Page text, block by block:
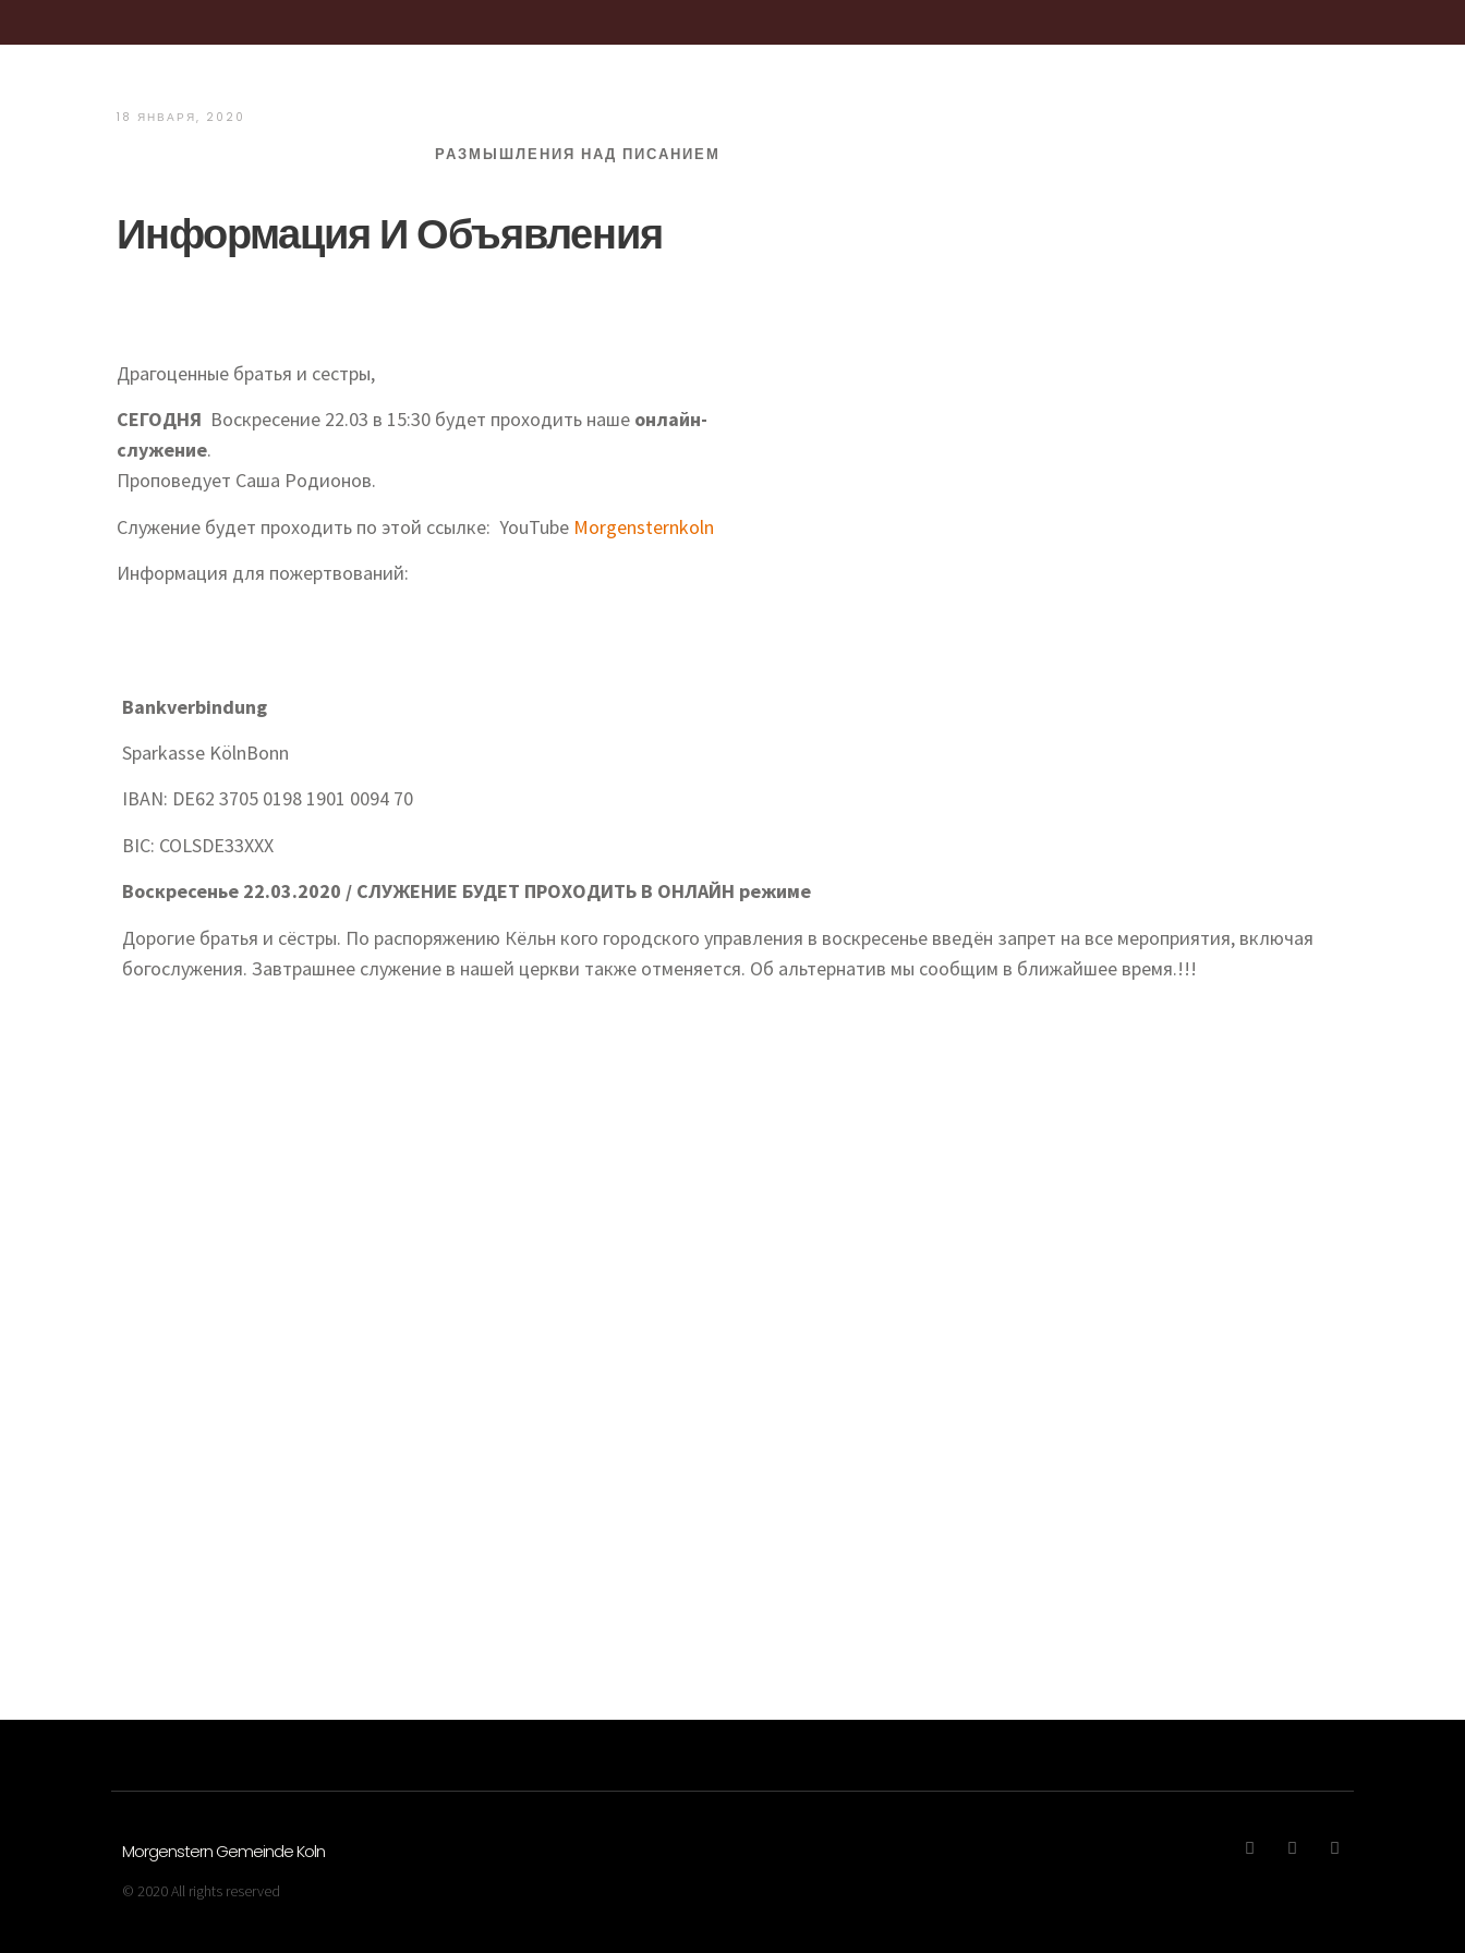
18 ЯНВАРЯ, 2020
РАЗМЫШЛЕНИЯ НАД ПИСАНИЕМ
Информация И Объявления
Драгоценные братья и сестры,
СЕГОДНЯ Воскресение 22.03 в 15:30 будет проходить наше онлайн-
служение.
Проповедует Саша Родионов.
Служение будет проходить по этой ссылке: YouTube Morgensternkoln
Информация для пожертвований:
Bankverbindung
Sparkasse KölnBonn
IBAN: DE62 3705 0198 1901 0094 70
BIC: COLSDE33XXX
Воскресенье 22.03.2020 / СЛУЖЕНИЕ БУДЕТ ПРОХОДИТЬ В ОНЛАЙН режиме
Дорогие братья и сёстры. По распоряжению Кёльн кого городского управления в воскресенье введён запрет на все мероприятия, включая
богослужения. Завтрашнее служение в нашей церкви также отменяется. Об альтернатив мы сообщим в ближайшее время.!!!
Morgenstern Gemeinde Koln
© 2020 All rights reserved